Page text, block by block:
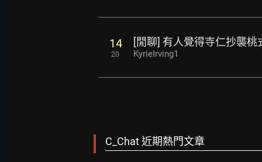
14
20
[閒聊] 有人覺得寺仁抄襲桃
KyrieIrving1
C_Chat 近期熱門文章